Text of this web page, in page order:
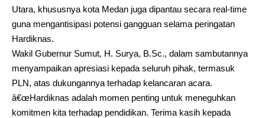
Utara, khususnya kota Medan juga dipantau secara real-time
guna mengantisipasi potensi gangguan selama peringatan
Hardiknas.
Wakil Gubernur Sumut, H. Surya, B.Sc., dalam sambutannya
menyampaikan apresiasi kepada seluruh pihak, termasuk
PLN, atas dukungannya terhadap kelancaran acara.
â€œHardiknas adalah momen penting untuk meneguhkan
komitmen kita terhadap pendidikan. Terima kasih kepada